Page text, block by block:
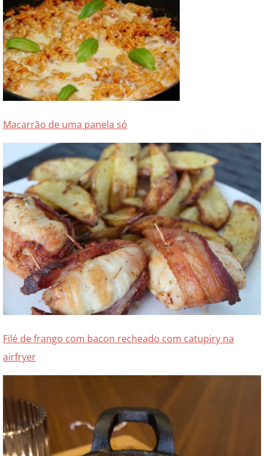
Macarrão de uma panela só
Filé de frango com bacon recheado com catupiry na
airfryer